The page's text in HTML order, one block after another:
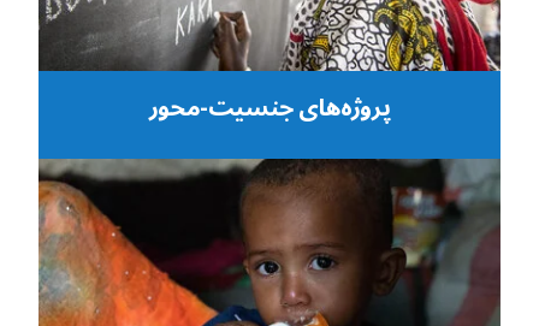
پروژه‌های جنسیت-محور